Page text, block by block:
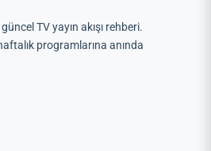
TV yayın akışı rehberi.
programlarına anında